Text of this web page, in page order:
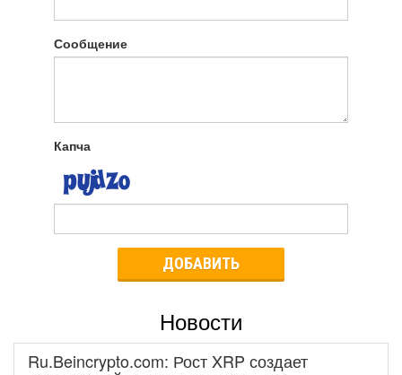
Сообщение
Капча
ДОБАВИТЬ
Новости
Ru.Beincrypto.com: Рост XRP создает